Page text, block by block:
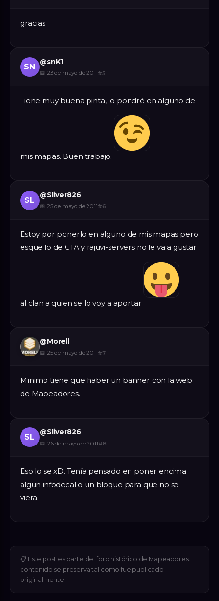
gracias
SN
@snK1
📅 23 de mayo de 2011#5
Tiene muy buena pinta, lo pondré en alguno de
mis mapas. Buen trabajo.
SL
@Sliver826
📅 25 de mayo de 2011#6
Estoy por ponerlo en alguno de mis mapas pero
esque lo de CTA y rajuvi-servers no le va a gustar
al clan a quien se lo voy a aportar
@Morell
📅 25 de mayo de 2011#7
Mínimo tiene que haber un banner con la web
de Mapeadores.
SL
@Sliver826
📅 26 de mayo de 2011#8
Eso lo se xD. Tenía pensado en poner encima
algun infodecal o un bloque para que no se
viera.
📋 Este post es parte del foro histórico de Mapeadores. El
contenido se preserva tal como fue publicado
originalmente.